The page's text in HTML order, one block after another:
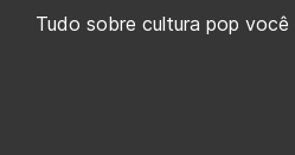
Tudo sobre cultura pop você